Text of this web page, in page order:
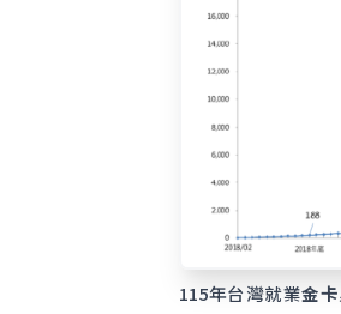
115年台灣就業金卡